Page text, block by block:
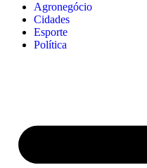
Agronegócio
Cidades
Esporte
Política